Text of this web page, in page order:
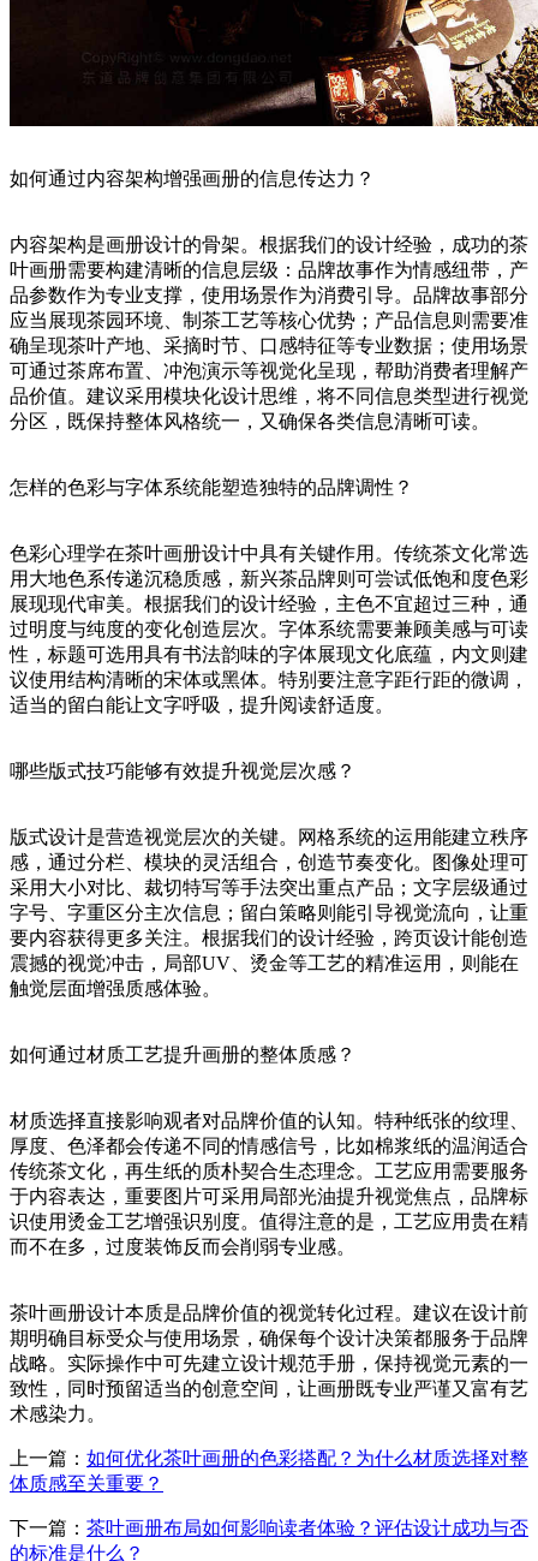
如何通过内容架构增强画册的信息传达力？
内容架构是画册设计的骨架。根据我们的设计经验，成功的茶
叶画册需要构建清晰的信息层级：品牌故事作为情感纽带，产
品参数作为专业支撑，使用场景作为消费引导。品牌故事部分
应当展现茶园环境、制茶工艺等核心优势；产品信息则需要准
确呈现茶叶产地、采摘时节、口感特征等专业数据；使用场景
可通过茶席布置、冲泡演示等视觉化呈现，帮助消费者理解产
品价值。建议采用模块化设计思维，将不同信息类型进行视觉
分区，既保持整体风格统一，又确保各类信息清晰可读。
怎样的色彩与字体系统能塑造独特的品牌调性？
色彩心理学在茶叶画册设计中具有关键作用。传统茶文化常选
用大地色系传递沉稳质感，新兴茶品牌则可尝试低饱和度色彩
展现现代审美。根据我们的设计经验，主色不宜超过三种，通
过明度与纯度的变化创造层次。字体系统需要兼顾美感与可读
性，标题可选用具有书法韵味的字体展现文化底蕴，内文则建
议使用结构清晰的宋体或黑体。特别要注意字距行距的微调，
适当的留白能让文字呼吸，提升阅读舒适度。
哪些版式技巧能够有效提升视觉层次感？
版式设计是营造视觉层次的关键。网格系统的运用能建立秩序
感，通过分栏、模块的灵活组合，创造节奏变化。图像处理可
采用大小对比、裁切特写等手法突出重点产品；文字层级通过
字号、字重区分主次信息；留白策略则能引导视觉流向，让重
要内容获得更多关注。根据我们的设计经验，跨页设计能创造
震撼的视觉冲击，局部UV、烫金等工艺的精准运用，则能在
触觉层面增强质感体验。
如何通过材质工艺提升画册的整体质感？
材质选择直接影响观者对品牌价值的认知。特种纸张的纹理、
厚度、色泽都会传递不同的情感信号，比如棉浆纸的温润适合
传统茶文化，再生纸的质朴契合生态理念。工艺应用需要服务
于内容表达，重要图片可采用局部光油提升视觉焦点，品牌标
识使用烫金工艺增强识别度。值得注意的是，工艺应用贵在精
而不在多，过度装饰反而会削弱专业感。
茶叶画册设计本质是品牌价值的视觉转化过程。建议在设计前
期明确目标受众与使用场景，确保每个设计决策都服务于品牌
战略。实际操作中可先建立设计规范手册，保持视觉元素的一
致性，同时预留适当的创意空间，让画册既专业严谨又富有艺
术感染力。
上一篇： 如何优化茶叶画册的色彩搭配？为什么材质选择对整
体质感至关重要？
下一篇： 茶叶画册布局如何影响读者体验？评估设计成功与否
的标准是什么？